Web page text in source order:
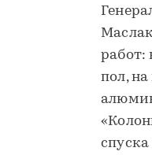
работ:
пол,